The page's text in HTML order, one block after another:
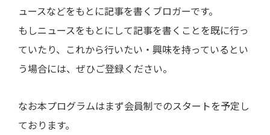
ュースなどをもとに記事を書くブロガーです。
もしニュースをもとにして記事を書くことを既に行っ
ていたり、これから行いたい・興味を持っているとい
う場合には、ぜひご登録ください。
なお本プログラムはまず会員制でのスタートを予定し
ております。